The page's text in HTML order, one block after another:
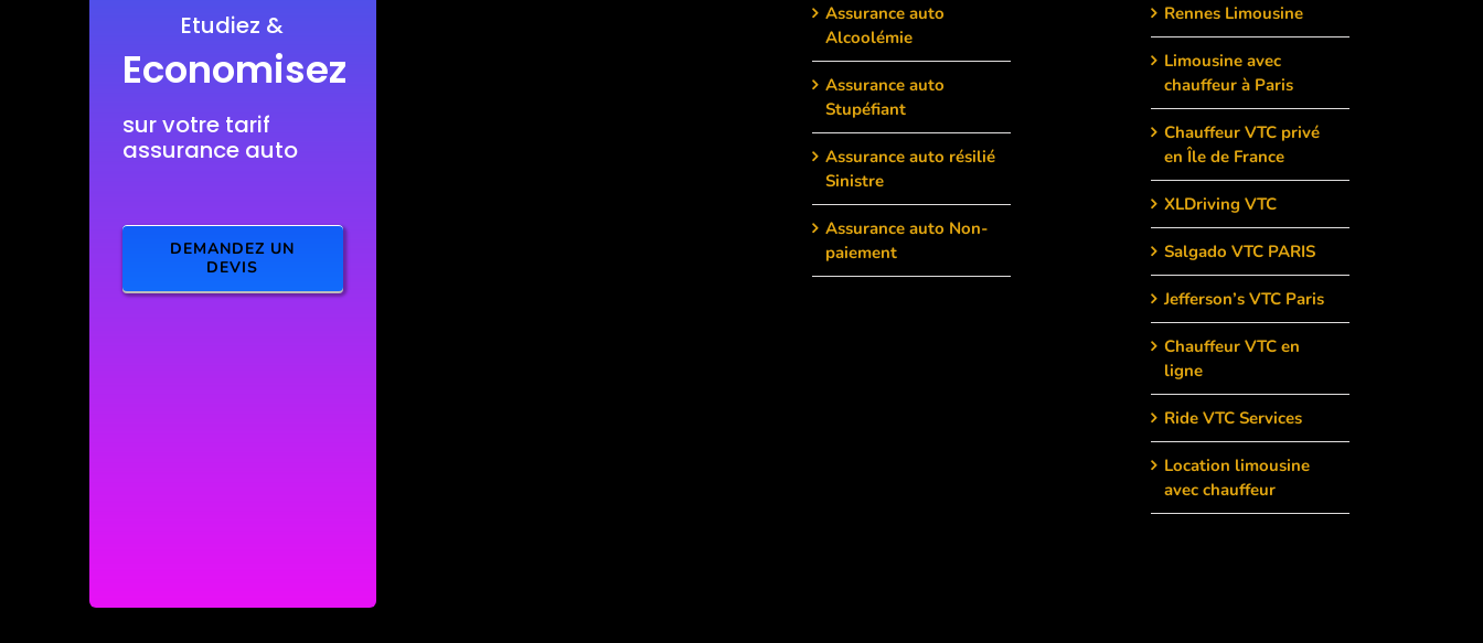
Etudiez &
Economisez
sur votre tarif
assurance auto
DEMANDEZ UN
DEVIS
Assurance auto
Alcoolémie
Assurance auto
Stupéfiant
Assurance auto résilié
Sinistre
Assurance auto Non-
paiement
Rennes Limousine
Limousine avec
chauffeur à Paris
Chauffeur VTC privé
en Île de France
XLDriving VTC
Salgado VTC PARIS
Jefferson’s VTC Paris
Chauffeur VTC en
ligne
Ride VTC Services
Location limousine
avec chauffeur